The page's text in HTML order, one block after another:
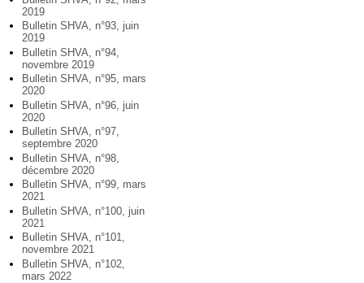
2019
Bulletin SHVA, n°93, juin
2019
Bulletin SHVA, n°94,
novembre 2019
Bulletin SHVA, n°95, mars
2020
Bulletin SHVA, n°96, juin
2020
Bulletin SHVA, n°97,
septembre 2020
Bulletin SHVA, n°98,
décembre 2020
Bulletin SHVA, n°99, mars
2021
Bulletin SHVA, n°100, juin
2021
Bulletin SHVA, n°101,
novembre 2021
Bulletin SHVA, n°102,
mars 2022